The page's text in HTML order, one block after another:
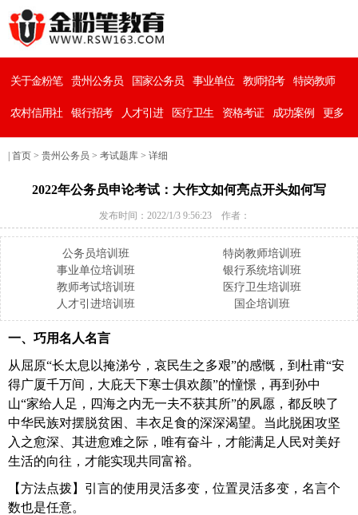
关于金粉笔 贵州公务员 国家公务员 事业单位 教师招考 特岗教师
农村信用社 银行招考 人才引进 医疗卫生 资格考证 成功案例 更多
| 首页 > 贵州公务员 > 考试题库 > 详细
2022年公务员申论考试：大作文如何亮点开头如何写
发布时间：2022/1/3 9:56:23 作者：
公务员培训班
事业单位培训班
教师考试培训班
人才引进培训班
特岗教师培训班
银行系统培训班
医疗卫生培训班
国企培训班
一、巧用名人名言
从屈原“长太息以掩涕兮，哀民生之多艰”的感慨，到杜甫“安
得广厦千万间，大庇天下寒士俱欢颜”的憧憬，再到孙中
山“家给人足，四海之内无一夫不获其所”的夙愿，都反映了
中华民族对摆脱贫困、丰衣足食的深深渴望。当此脱困攻坚
入之愈深、其进愈难之际，唯有奋斗，才能满足人民对美好
生活的向往，才能实现共同富裕。
【方法点拨】引言的使用灵活多变，位置灵活多变，名言个
数也是任意。